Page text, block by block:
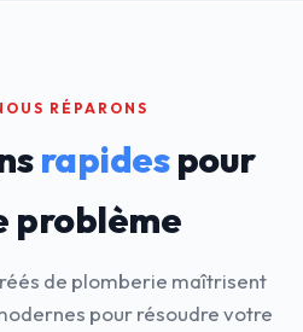
RÉPARONS
rapidespour
problème
de plomberie maîtrisent
pour résoudre votre